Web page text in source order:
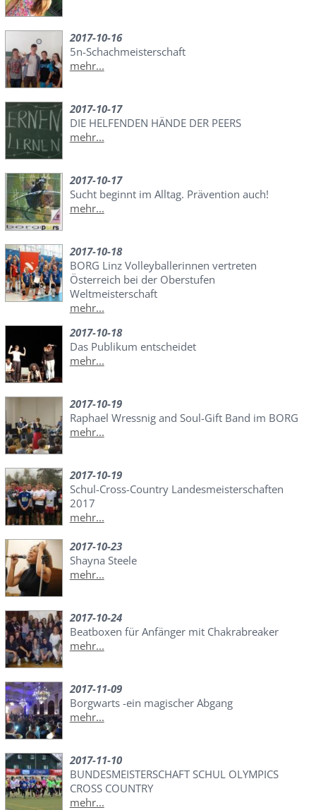
2017-10-16
5n-Schachmeisterschaft
mehr...
2017-10-17
DIE HELFENDEN HÄNDE DER PEERS
mehr...
2017-10-17
Sucht beginnt im Alltag. Prävention auch!
mehr...
2017-10-18
BORG Linz Volleyballerinnen vertreten
Österreich bei der Oberstufen
Weltmeisterschaft
mehr...
2017-10-18
Das Publikum entscheidet
mehr...
2017-10-19
Raphael Wressnig and Soul-Gift Band im BORG
mehr...
2017-10-19
Schul-Cross-Country Landesmeisterschaften
2017
mehr...
2017-10-23
Shayna Steele
mehr...
2017-10-24
Beatboxen für Anfänger mit Chakrabreaker
mehr...
2017-11-09
Borgwarts -ein magischer Abgang
mehr...
2017-11-10
BUNDESMEISTERSCHAFT SCHUL OLYMPICS
CROSS COUNTRY
mehr...